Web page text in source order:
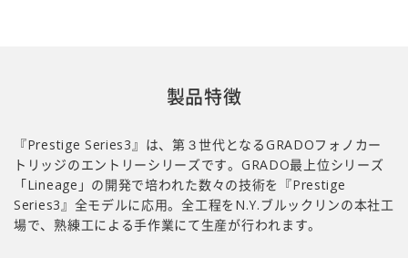
製品特徴
『Prestige Series3』は、第３世代となるGRADOフォノカー
トリッジのエントリーシリーズです。GRADO最上位シリーズ
「Lineage」の開発で培われた数々の技術を『Prestige
Series3』全モデルに応用。全工程をN.Y.ブルックリンの本社工
場で、熟練工による手作業にて生産が行われます。